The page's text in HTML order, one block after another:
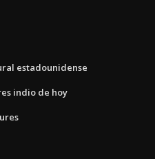
estadounidense
indio de hoy